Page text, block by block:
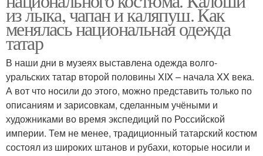
из лыка, чапан и каляпуш. Как
менялась национальная одежда
татар
В наши дни в музеях выставлена одежда волго-
уральских татар второй половины XIX – начала XX века.
А вот что носили до этого, можно представить только по
описаниям и зарисовкам, сделанным учёными и
художниками во время экспедиций по Российской
империи. Тем не менее, традиционный татарский костюм
состоял из широких штанов и рубахи, которые носили и